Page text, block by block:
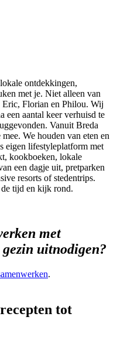
ontdekkingen,
met je. Niet alleen van
Florian en Philou. Wij
een aantal keer verhuisd te
Vanuit Breda
We houden van eten en
eigen lifestyleplatform met
kookboeken, lokale
een dagje uit, pretparken
resorts of stedentrips.
tijd en kijk rond.
met
uitnodigen?
.
tot